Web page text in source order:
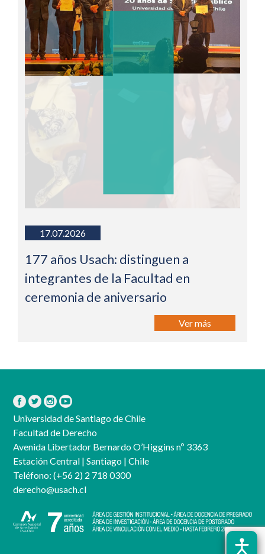
17.07.2026
177 años Usach: distinguen a
integrantes de la Facultad en
ceremonia de aniversario
Ver más
Universidad de Santiago de Chile
Facultad de Derecho
Avenida Libertador Bernardo O’Higgins nº 3363
Estación Central | Santiago | Chile
Teléfono: (+56 2) 2 718 0300
derecho@usach.cl